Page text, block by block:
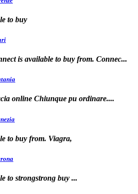
to buy
is available to buy from. Connec...
online Chiunque pu ordinare....
to buy from. Viagra,
to strongstrong buy ...